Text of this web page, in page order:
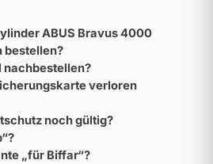
ABUS Bravus 4000
bestellen?
nachbestellen?
verloren
noch gültig?
„für Biffar“?